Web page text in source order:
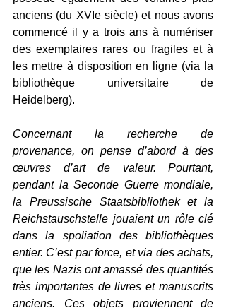
anciens (du XVIe siècle) et nous avons
commencé il y a trois ans à numériser
des exemplaires rares ou fragiles et à
les mettre à disposition en ligne (via la
bibliothèque universitaire de
Heidelberg).
Concernant la recherche de
provenance, on pense d’abord à des
œuvres d’art de valeur. Pourtant,
pendant la Seconde Guerre mondiale,
la Preussische Staatsbibliothek et la
Reichstauschstelle jouaient un rôle clé
dans la spoliation des bibliothèques
entier. C’est par force, et via des achats,
que les Nazis ont amassé des quantités
très importantes de livres et manuscrits
anciens. Ces objets proviennent de